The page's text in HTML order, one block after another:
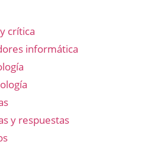
crítica
informática
y respuestas